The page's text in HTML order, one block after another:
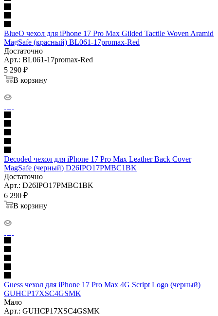
BlueO чехол для iPhone 17 Pro Max Gilded Tactile Woven Aramid
MagSafe (красный) BL061-17promax-Red
Достаточно
Арт.: BL061-17promax-Red
5 290 ₽
В корзину
Decoded чехол для iPhone 17 Pro Max Leather Back Cover
MagSafe (черный) D26IPO17PMBC1BK
Достаточно
Арт.: D26IPO17PMBC1BK
6 290 ₽
В корзину
Guess чехол для iPhone 17 Pro Max 4G Script Logo (черный)
GUHCP17XSC4GSMK
Мало
Арт.: GUHCP17XSC4GSMK